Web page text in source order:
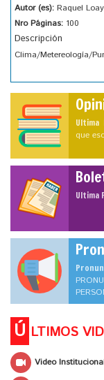
Autor (es): Raquel
Nro Páginas: 100
Descripción
Clima/Metereología/
Ultima
que
Ultima
Ú LTIMOS
Video